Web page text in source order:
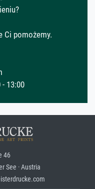
Ci pomożemy.
- 13:00
46
See · Austria